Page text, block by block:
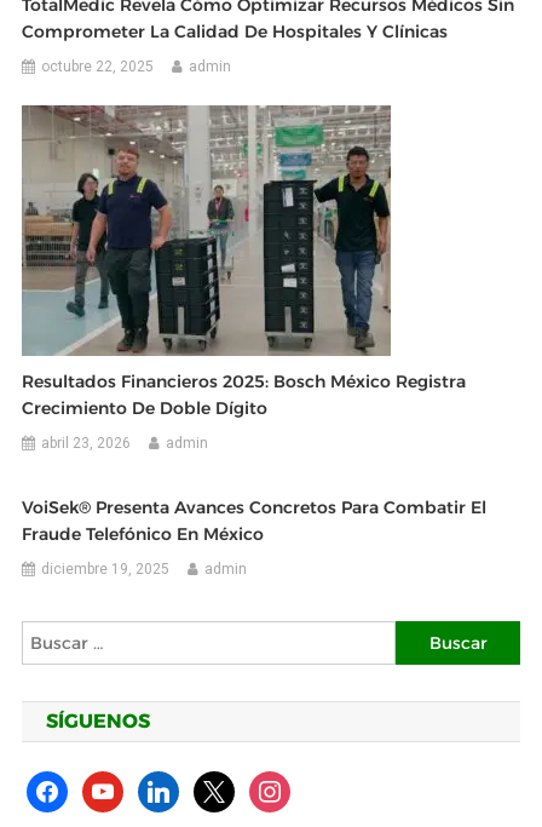
TotalMedic Revela Cómo Optimizar Recursos Médicos Sin
Comprometer La Calidad De Hospitales Y Clínicas
octubre 22, 2025 admin
Resultados Financieros 2025: Bosch México Registra
Crecimiento De Doble Dígito
abril 23, 2026 admin
VoiSek® Presenta Avances Concretos Para Combatir El
Fraude Telefónico En México
diciembre 19, 2025 admin
Buscar:
SÍGUENOS
facebookyoutubelinkedin
x instagram